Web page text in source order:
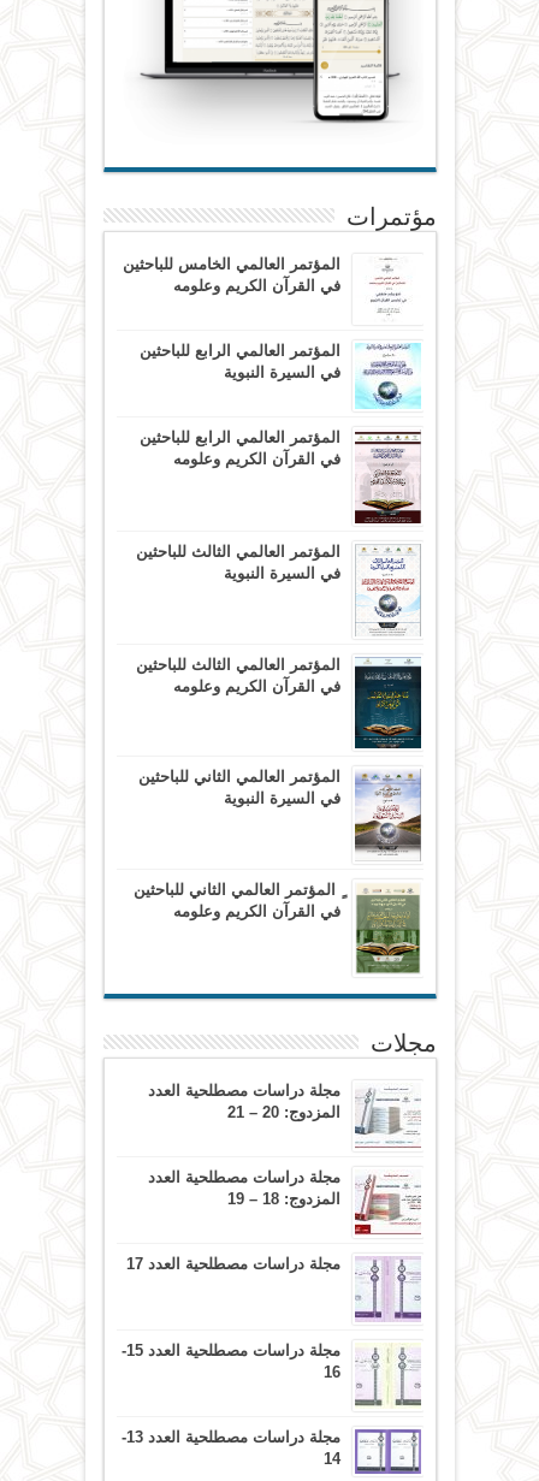
مؤتمرات
المؤتمر العالمي الخامس للباحثين
في القرآن الكريم وعلومه
المؤتمر العالمي الرابع للباحثين
في السيرة النبوية
المؤتمر العالمي الرابع للباحثين
في القرآن الكريم وعلومه
المؤتمر العالمي الثالث للباحثين
في السيرة النبوية
المؤتمر العالمي الثالث للباحثين
في القرآن الكريم وعلومه
المؤتمر العالمي الثاني للباحثين
في السيرة النبوية
ٍ المؤتمر العالمي الثاني للباحثين
في القرآن الكريم وعلومه
مجلات
مجلة دراسات مصطلحية العدد
المزدوج: 20 – 21
مجلة دراسات مصطلحية العدد
المزدوج: 18 – 19
مجلة دراسات مصطلحية العدد 17
مجلة دراسات مصطلحية العدد 15-
16
مجلة دراسات مصطلحية العدد 13-
14